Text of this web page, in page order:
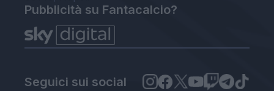
Pubblicità su Fantacalcio?
Seguici sui social